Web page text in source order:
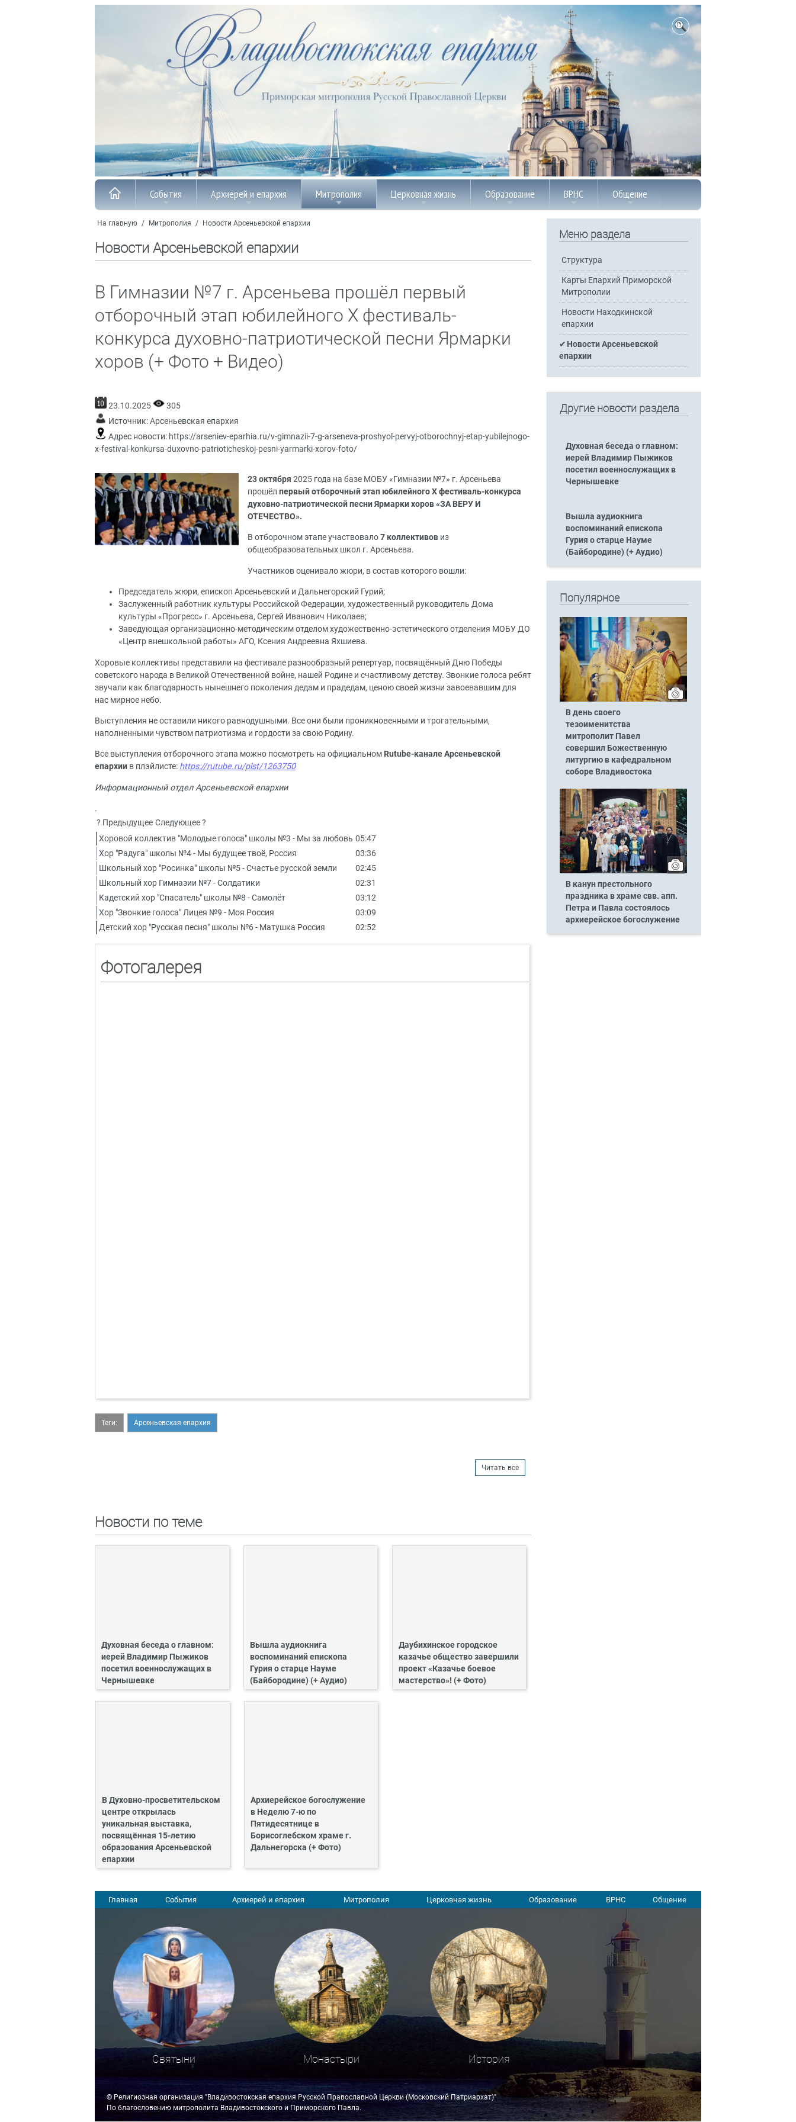
События Архиерей и епархия Митрополия Церковная жизнь Образование ВРНС Общение
На главную / Митрополия / Новости Арсеньевской епархии
Новости Арсеньевской епархии
В Гимназии №7 г. Арсеньева прошёл первый
отборочный этап юбилейного X фестиваль-
конкурса духовно-патриотической песни Ярмарки
хоров (+ Фото + Видео)
23.10.2025
305
Источник:Арсеньевская епархия
Адрес новости: https://arseniev-eparhia.ru/v-gimnazii-7-g-arseneva-proshyol-pervyj-otborochnyj-etap-yubilejnogo-
x-festival-konkursa-duxovno-patrioticheskoj-pesni-yarmarki-xorov-foto/
23 октября 2025 года на базе МОБУ «Гимназии №7» г. Арсеньева
прошёлпервый отборочный этап юбилейного X фестиваль-конкурса
духовно-патриотической песни Ярмарки хоров «ЗА ВЕРУ И
ОТЕЧЕСТВО».
В отборочном этапе участвовало7 коллективов из
общеобразовательных школ г. Арсеньева.
Участников оценивало жюри, в состав которого вошли:
Председатель жюри, епископ Арсеньевский и Дальнегорский Гурий;
Заслуженный работник культуры Российской Федерации, художественный руководитель Дома
культуры «Прогресс» г. Арсеньева, Сергей Иванович Николаев;
Заведующая организационно-методическим отделом художественно-эстетического отделения МОБУ ДО
«Центр внешкольной работы» АГО, Ксения Андреевна Яхшиева.
Хоровые коллективы представили на фестивале разнообразный репертуар, посвящённый Дню Победы
советского народа в Великой Отечественной войне, нашей Родине и счастливому детству. Звонкие голоса ребят
звучали как благодарность нынешнего поколения дедам и прадедам, ценою своей жизни завоевавшим для
нас мирное небо.
Выступления не оставили никого равнодушными. Все они были проникновенными и трогательными,
наполненными чувством патриотизма и гордости за свою Родину.
Все выступления отборочного этапа можно посмотреть на официальном Rutube-канале Арсеньевской
епархии в плэйлисте: https://rutube.ru/plst/1263750
Информационный отдел Арсеньевской епархии
.
? Предыдущее Следующее ?
Хоровой коллектив "Молодые голоса" школы №3 - Мы за любовь 05:47
Хор "Радуга" школы №4 - Мы будущее твоё, Россия
03:36
Школьный хор "Росинка" школы №5 - Счастье русской земли
02:45
Школьный хор Гимназии №7 - Солдатики
02:31
Кадетский хор "Спасатель" школы №8 - Самолёт
03:12
Хор "Звонкие голоса" Лицея №9 - Моя Россия
03:09
Детский хор "Русская песня" школы №6 - Матушка Россия
02:52
Фотогалерея
Теги: Арсеньевская епархия
Читать все
Новости по теме
Духовная беседа о главном:
иерей Владимир Пыжиков
посетил военнослужащих в
Чернышевке
Вышла аудиокнига
воспоминаний епископа
Гурия о старце Науме
(Байбородине) (+ Аудио)
Даубихинское городское
казачье общество завершили
проект «Казачье боевое
мастерство»! (+ Фото)
В Духовно-просветительском
центре открылась
уникальная выставка,
посвящённая 15-летию
образования Арсеньевской
епархии
Архиерейское богослужение
в Неделю 7-ю по
Пятидесятнице в
Борисоглебском храме г.
Дальнегорска (+ Фото)
Меню раздела
Структура
Карты Епархий Приморской
Митрополии
Новости Находкинской
епархии
Новости Арсеньевской
епархии
Другие новости раздела
Духовная беседа о главном:
иерей Владимир Пыжиков
посетил военнослужащих в
Чернышевке
Вышла аудиокнига
воспоминаний епископа
Гурия о старце Науме
(Байбородине) (+ Аудио)
Популярное
В день своего
тезоименитства
митрополит Павел
совершил Божественную
литургию в кафедральном
соборе Владивостока
В канун престольного
праздника в храме свв. апп.
Петра и Павла состоялось
архиерейское богослужение
Главная События Архиерей и епархия Митрополия Церковная жизнь Образование ВРНС Общение
Святыни Монастыри История
© Религиозная организация "Владивостокская епархия Русской Православной Церкви (Московский Патриархат)"
По благословению митрополита Владивостокского и Приморского Павла.